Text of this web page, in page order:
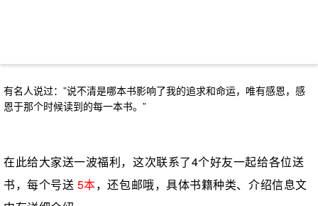
有名人说过：”说不清是哪本书影响了我的追求和命运，唯有感恩，感
恩于那个时候读到的每一本书。”
在此给大家送一波福利，这次联系了4个好友一起给各位送
书，每个号送 5本，还包邮哦，具体书籍种类、介绍信息文